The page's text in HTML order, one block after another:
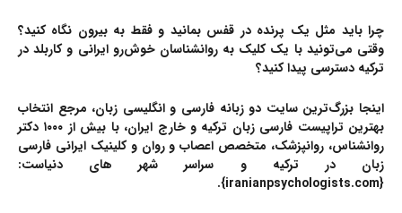
چرا باید مثل یک پرنده در قفس بمانید و فقط به بیرون نگاه کنید؟
وقتی می‌تونید با یک کلیک به روانشناسان خوش‌رو ایرانی و کاربلد در
ترکیه دسترسی پیدا کنید؟
اینجا بزرگ‌ترین سایت دو زبانه فارسی و انگلیسی زبان، مرجع انتخاب
بهترین تراپیست فارسی زبان ترکیه و خارج ایران، با بیش از ۱۰۰۰
دکتر
روانشناس، روانپزشک، متخصص اعصاب و روان و کلینیک ایرانی فارسی
زبان در ترکیه و سراسر شهر های دنیاست:
{iranianpsychologists.com}.